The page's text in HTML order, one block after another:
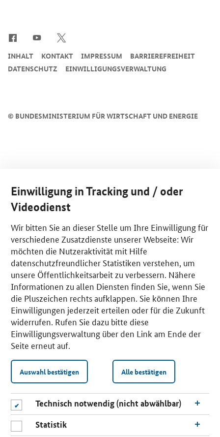
© BUNDESMINISTERIUM FÜR WIRTSCHAFT UND ENERGIE
INHALT KONTAKT IMPRESSUM
BARRIEREFREIHEIT
DATENSCHUTZ
EINWILLIGUNGSVERWALTUNG
Einwilligung in Tracking und / oder
Videodienst
Wir bitten Sie an dieser Stelle um Ihre Einwilligung für
verschiedene Zusatzdienste unserer Webseite: Wir
möchten die Nutzeraktivität mit Hilfe
datenschutzfreundlicher Statistiken verstehen, um
unsere Öffentlichkeitsarbeit zu verbessern. Nähere
Informationen zu allen Diensten finden Sie, wenn Sie
die Pluszeichen rechts aufklappen. Sie können Ihre
Einwilligungen jederzeit erteilen oder für die Zukunft
widerrufen. Rufen Sie dazu bitte diese
Einwilligungsverwaltung über den Link am Ende der
Seite erneut auf.
Auswahl bestätigen Alle bestätigen
Technisch notwendig (nicht abwählbar)
Statistik